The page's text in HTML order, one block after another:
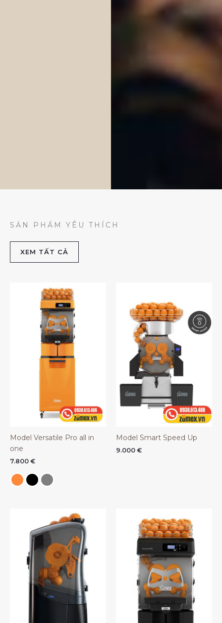
SẢN PHẨM YÊU THÍCH
XEM TẤT CẢ
Model Versatile Pro all in
one
7.800 €
Model Smart Speed Up
9.000 €